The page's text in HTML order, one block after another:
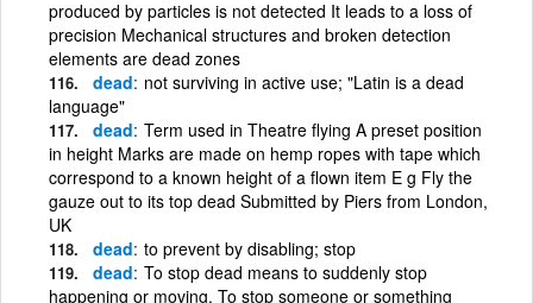
produced by particles is not detected It leads to a loss of
precision Mechanical structures and broken detection
elements are dead zones
dead not surviving in active use; "Latin is a dead
language"
dead Term used in Theatre flying A preset position
in height Marks are made on hemp ropes with tape which
correspond to a known height of a flown item E g Fly the
gauze out to its top dead Submitted by Piers from London,
UK
dead to prevent by disabling; stop
dead To stop dead means to suddenly stop
happening or moving. To stop someone or something